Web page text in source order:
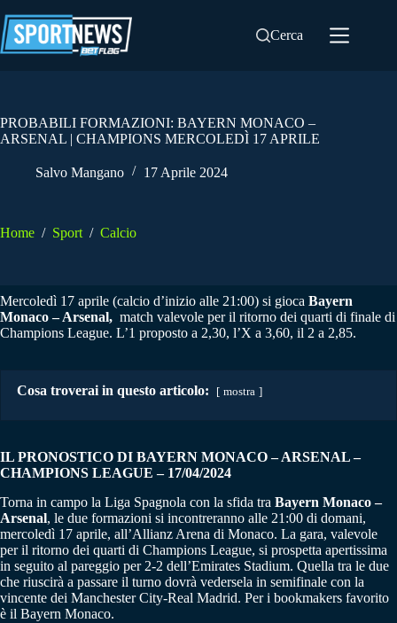
al
contenuto
Cerca
PROBABILI FORMAZIONI: BAYERN MONACO –
ARSENAL | CHAMPIONS MERCOLEDÌ 17 APRILE
Salvo Mangano 17 Aprile 2024
Home / Sport / Calcio
Mercoledì 17 aprile (calcio d’inizio alle 21:00) si gioca Bayern
Monaco – Arsenal, match valevole per il ritorno dei quarti di finale di
Champions League. L’1 proposto a 2,30, l’X a 3,60, il 2 a 2,85.
Cosa troverai in questo articolo: mostra
IL PRONOSTICO DI BAYERN MONACO – ARSENAL –
CHAMPIONS LEAGUE – 17/04/2024
Torna in campo la Liga Spagnola con la sfida tra Bayern Monaco –
Arsenal, le due formazioni si incontreranno alle 21:00 di domani,
mercoledì 17 aprile, all’Allianz Arena di Monaco. La gara, valevole
per il ritorno dei quarti di Champions League, si prospetta apertissima
in seguito al pareggio per 2-2 dell’Emirates Stadium. Quella tra le due
che riuscirà a passare il turno dovrà vedersela in semifinale con la
vincente dei Manchester City-Real Madrid. Per i bookmakers favorito
è il Bayern Monaco.